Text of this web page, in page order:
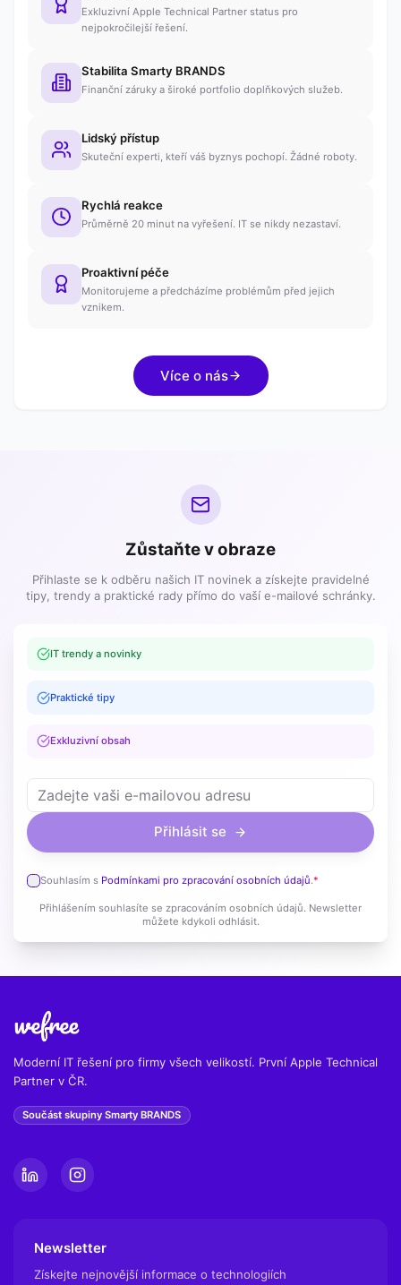
Exkluzivní Apple Technical Partner status pro
nejpokročilejší řešení.
Stabilita Smarty BRANDS
Finanční záruky a široké portfolio doplňkových služeb.
Lidský přístup
Skuteční experti, kteří váš byznys pochopí. Žádné roboty.
Rychlá reakce
Průměrně 20 minut na vyřešení. IT se nikdy nezastaví.
Proaktivní péče
Monitorujeme a předcházíme problémům před jejich
vznikem.
Více o nás
Zůstaňte v obraze
Přihlaste se k odběru našich IT novinek a získejte pravidelné
tipy, trendy a praktické rady přímo do vaší e-mailové schránky.
IT trendy a novinky
Praktické tipy
Exkluzivní obsah
Přihlásit se
Souhlasím s Podmínkami pro zpracování osobních údajů.*
Přihlášením souhlasíte se zpracováním osobních údajů. Newsletter
můžete kdykoli odhlásit.
Moderní IT řešení pro firmy všech velikostí. První Apple Technical
Partner v ČR.
Součást skupiny Smarty BRANDS
Newsletter
Získejte nejnovější informace o technologiích